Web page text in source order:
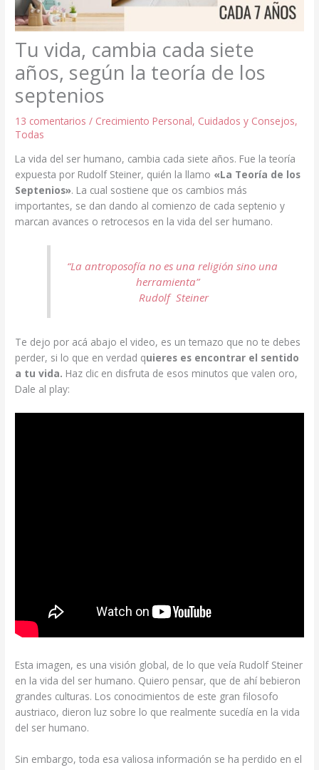
Tu vida, cambia cada siete
años, según la teoría de los
septenios
13 comentarios / Crecimiento Personal, Cuidados y Consejos,
Todas
La vida del ser humano, cambia cada siete años. Fue la teoría
expuesta por Rudolf Steiner, quién la llamo «La Teoría de los
Septenios». La cual sostiene que os cambios más
importantes, se dan dando al comienzo de cada septenio y
marcan avances o retrocesos en la vida del ser humano.
“La antroposofía no es una religión sino una
herramienta”
Rudolf Steiner
Te dejo por acá abajo el video, es un temazo que no te debes
perder, si lo que en verdad quieres es encontrar el sentido
a tu vida. Haz clic en disfruta de esos minutos que valen oro,
Dale al play:
Esta imagen, es una visión global, de lo que veía Rudolf Steiner
en la vida del ser humano. Quiero pensar, que de ahí bebieron
grandes culturas. Los conocimientos de este gran filosofo
austriaco, dieron luz sobre lo que realmente sucedía en la vida
del ser humano.
Sin embargo, toda esa valiosa información se ha perdido en el